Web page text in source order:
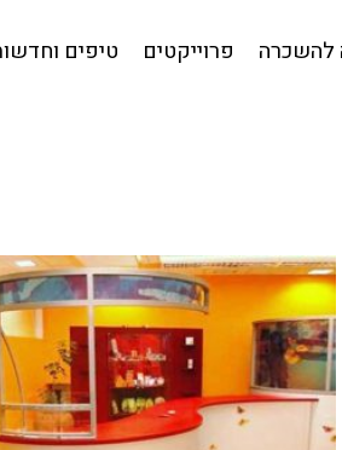
להשכרה פרוייקטים טיפים צמחיה להשכרה פרוייקטים